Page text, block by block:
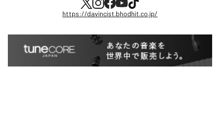
https://davincist.bhodhit.co.jp/